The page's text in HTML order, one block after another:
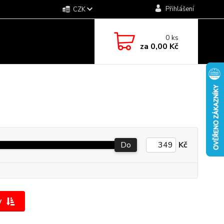
CZK Přihlášení
0ks
za 0,00 Kč
Do Kč